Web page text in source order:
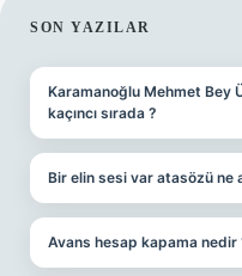
SIDEBAR
SON YAZILAR
Karamanoğlu Mehmet Bey
kaçıncı sırada ?
Bir elin sesi var atasözü ne
Avans hesap kapama nedir